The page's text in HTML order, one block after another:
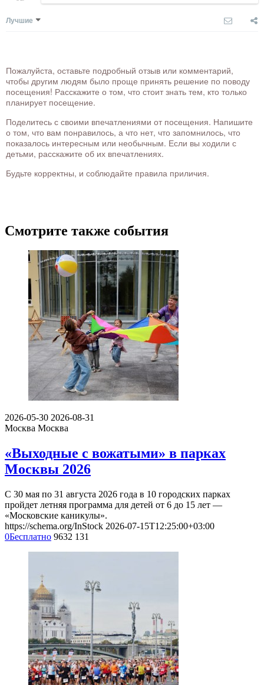
Лучшие
Пожалуйста, оставьте подробный отзыв или комментарий,
чтобы другим людям было проще принять решение по поводу
посещения! Расскажите о том, что стоит знать тем, кто только
планирует посещение.
Поделитесь с своими впечатлениями от посещения. Напишите
о том, что вам понравилось, а что нет, что запомнилось, что
показалось интересным или необычным. Если вы ходили с
детьми, расскажите об их впечатлениях.
Будьте корректны, и соблюдайте правила приличия.
Смотрите также события
2026-05-30 2026-08-31
Москва Москва
«Выходные с вожатыми» в парках
Москвы 2026
С 30 мая по 31 августа 2026 года в 10 городских парках
пройдет летняя программа для детей от 6 до 15 лет —
«Московские каникулы».
https://schema.org/InStock 2026-07-15T12:25:00+03:00
0Бесплатно 9632 131